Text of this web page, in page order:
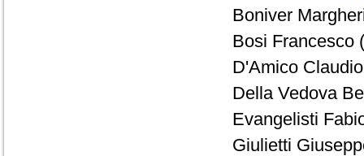
Boniver
Bosi Francesco
D'Amico
Della Vedova
Evangelisti
Giulietti